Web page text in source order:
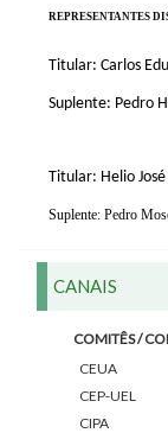
REPRESENTANTES
Titular: Carlos
Suplente: Pedro
Titular: Helio José
Suplente: Pedro
CANAIS
COMITÊS /
CEUA
CEP-UEL
CIPA